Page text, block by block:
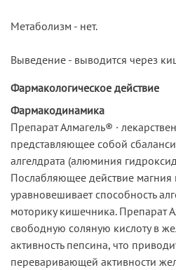
Метаболизм - нет.
Выведение - выводится через
Фармакологическое действие
Фармакодинамика
Препарат Алмагель® ·
представляющее собой
алгелдрата (алюминия
Послабляющее действие магния
уравновешивает способность
моторику кишечника. Препарат
свободную соляную кислоту в
активность пепсина, что
переваривающей активности